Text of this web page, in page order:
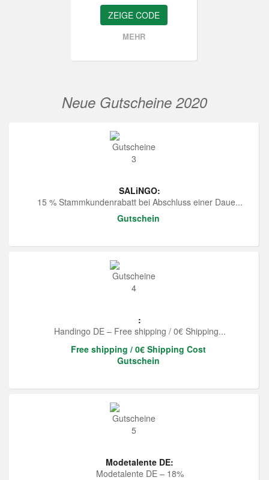
ZEIGE CODE
MEHR
Neue Gutscheine 2020
SALiNGO:
15 % Stammkundenrabatt bei Abschluss einer Daue...
Gutschein
:
Handingo DE – Free shipping / 0€ Shipping...
Free shipping / 0€ Shipping Cost
Gutschein
Modetalente DE:
Modetalente DE – 18%